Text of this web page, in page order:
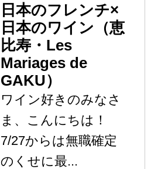
日本のフレンチ×
日本のワイン（恵
比寿・Les
Mariages de
GAKU）
ワイン好きのみなさ
ま、こんにちは！
7/27からは無職確定
のくせに最...